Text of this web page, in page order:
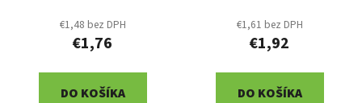
€1,48 bez DPH
€1,76
DO KOŠÍKA
€1,61 bez DPH
€1,92
DO KOŠÍKA